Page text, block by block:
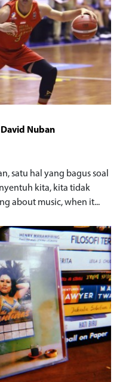
Nuban
satu hal yang bagus soal
kita, kita tidak
about music, when it...